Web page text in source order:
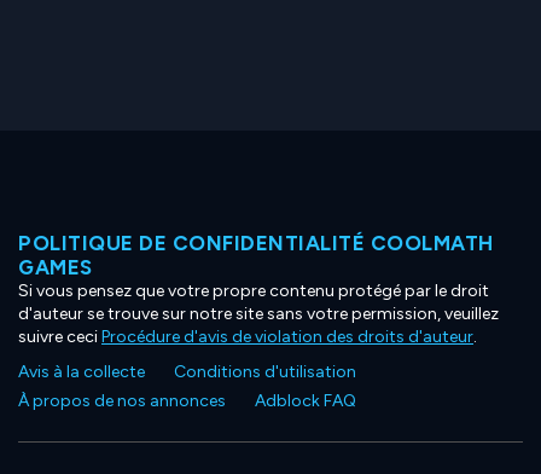
POLITIQUE DE CONFIDENTIALITÉ COOLMATH
GAMES
Si vous pensez que votre propre contenu protégé par le droit
d'auteur se trouve sur notre site sans votre permission, veuillez
suivre ceciProcédure d'avis de violation des droits d'auteur.
Avis à la collecte
Conditions d'utilisation
À propos de nos annonces
Adblock FAQ